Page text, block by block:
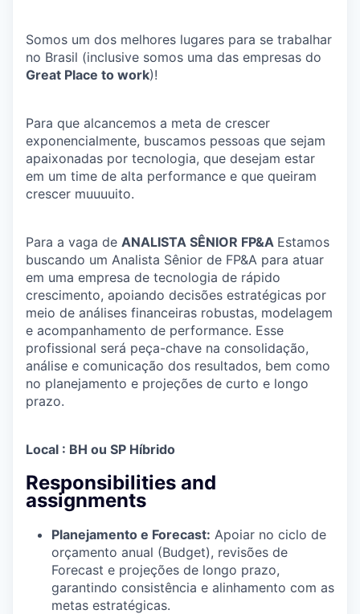
Somos um dos melhores lugares para se trabalhar
no Brasil (inclusive somos uma das empresas do
Great Place to work)!
Para que alcancemos a meta de crescer
exponencialmente, buscamos pessoas que sejam
apaixonadas por tecnologia, que desejam estar
em um time de alta performance e que queiram
crescer muuuuito.
Para a vaga de ANALISTA SÊNIOR FP&A Estamos
buscando um Analista Sênior de FP&A para atuar
em uma empresa de tecnologia de rápido
crescimento, apoiando decisões estratégicas por
meio de análises financeiras robustas, modelagem
e acompanhamento de performance. Esse
profissional será peça-chave na consolidação,
análise e comunicação dos resultados, bem como
no planejamento e projeções de curto e longo
prazo.
Local : BH ou SP Híbrido
Responsibilities and
assignments
Planejamento e Forecast: Apoiar no ciclo de
orçamento anual (Budget), revisões de
Forecast e projeções de longo prazo,
garantindo consistência e alinhamento com as
metas estratégicas.